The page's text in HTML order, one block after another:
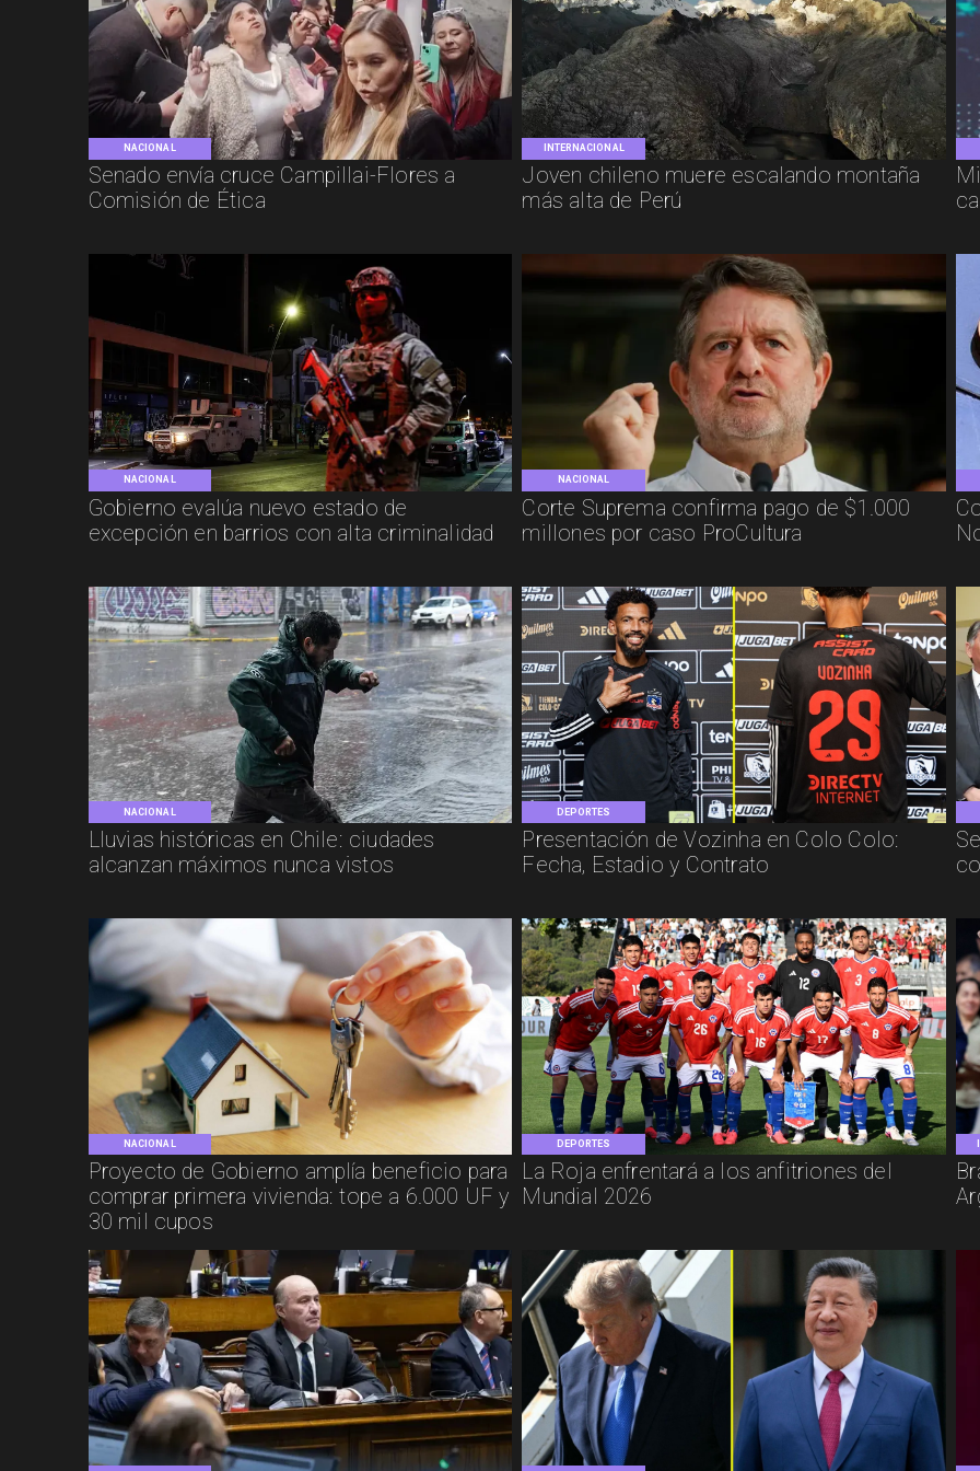
NACIONAL
Senado envía cruce Campillai-Flores a
Comisión de Ética
INTERNACIONAL
Joven chileno muere escalando montaña
más alta de Perú
NACIONAL
Gobierno evalúa nuevo estado de
excepción en barrios con alta criminalidad
NACIONAL
Corte Suprema confirma pago de $1.000
millones por caso ProCultura
NACIONAL
Lluvias históricas en Chile: ciudades
alcanzan máximos nunca vistos
DEPORTES
Presentación de Vozinha en Colo Colo:
Fecha, Estadio y Contrato
NACIONAL
Proyecto de Gobierno amplía beneficio para
comprar primera vivienda: tope a 6.000 UF y
30 mil cupos
DEPORTES
La Roja enfrentará a los anfitriones del
Mundial 2026